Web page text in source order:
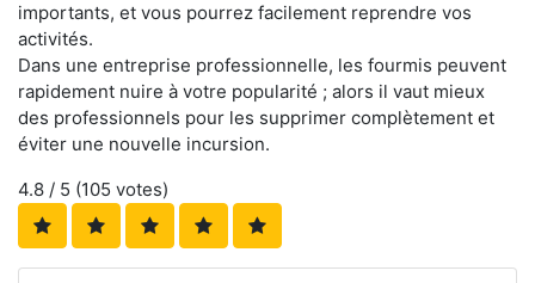
importants, et vous pourrez facilement reprendre vos
activités.
Dans une entreprise professionnelle, les fourmis peuvent
rapidement nuire à votre popularité ; alors il vaut mieux
des professionnels pour les supprimer complètement et
éviter une nouvelle incursion.
4.8 / 5 (105 votes)